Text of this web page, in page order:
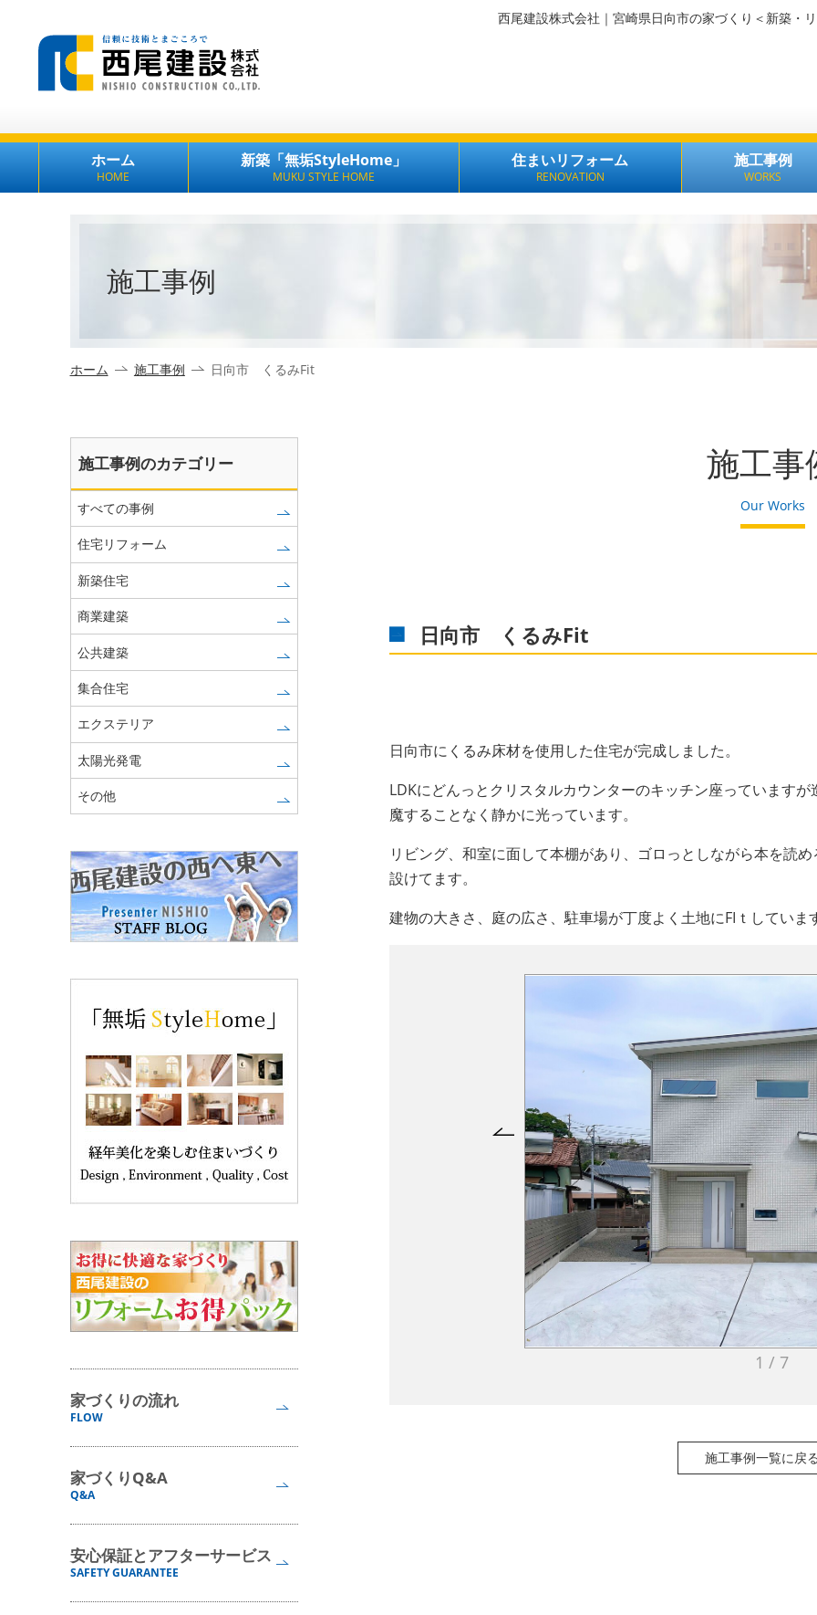
西尾建設株式会社｜宮崎県日向市の家づくり＜新築・
ホーム
HOME
新築「無垢StyleHome」
MUKU STYLE HOME
住まいリフォーム
RENOVATION
施工事例
WORKS
施工事例
ホーム 施工事例 日向市 くるみFit
施工事
Our Works
日向市 くるみFit
日向市にくるみ床材を使用した住宅が完成しました。
LDKにどんっとクリスタルカウンターのキッチン座っています
魔することなく静かに光っています。
リビング、和室に面して本棚があり、ゴロっとしながら本を読め
設けてます。
建物の大きさ、庭の広さ、駐車場が丁度よく土地にFIｔしていま
1 / 7
施工事例一覧に戻
施工事例のカテゴリー
すべての事例
住宅リフォーム
新築住宅
商業建築
公共建築
集合住宅
エクステリア
太陽光発電
その他
家づくりの流れ
FLOW
家づくりQ&A
Q&A
安心保証とアフターサービス
SAFETY GUARANTEE